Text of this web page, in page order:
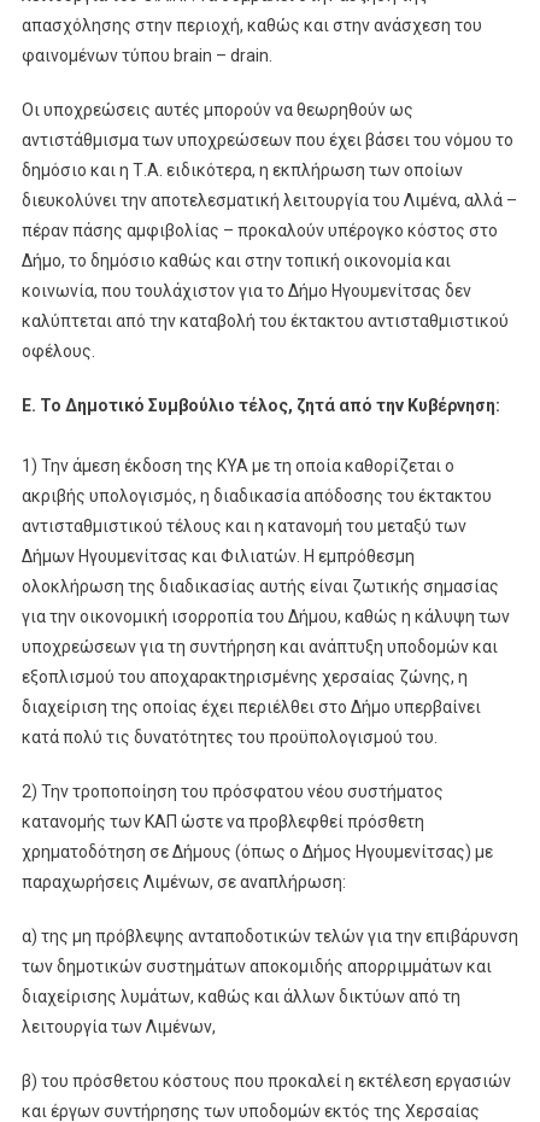
απασχόλησης στην περιοχή, καθώς και στην ανάσχεση του
φαινομένων τύπου brain – drain.
Οι υποχρεώσεις αυτές μπορούν να θεωρηθούν ως
αντιστάθμισμα των υποχρεώσεων που έχει βάσει του νόμου το
δημόσιο και η Τ.Α. ειδικότερα, η εκπλήρωση των οποίων
διευκολύνει την αποτελεσματική λειτουργία του Λιμένα, αλλά –
πέραν πάσης αμφιβολίας – προκαλούν υπέρογκο κόστος στο
Δήμο, το δημόσιο καθώς και στην τοπική οικονομία και
κοινωνία, που τουλάχιστον για το Δήμο Ηγουμενίτσας δεν
καλύπτεται από την καταβολή του έκτακτου αντισταθμιστικού
οφέλους.
Ε. Το Δημοτικό Συμβούλιο τέλος, ζητά από την Κυβέρνηση:
1) Την άμεση έκδοση της ΚΥΑ με τη οποία καθορίζεται ο
ακριβής υπολογισμός, η διαδικασία απόδοσης του έκτακτου
αντισταθμιστικού τέλους και η κατανομή του μεταξύ των
Δήμων Ηγουμενίτσας και Φιλιατών. Η εμπρόθεσμη
ολοκλήρωση της διαδικασίας αυτής είναι ζωτικής σημασίας
για την οικονομική ισορροπία του Δήμου, καθώς η κάλυψη των
υποχρεώσεων για τη συντήρηση και ανάπτυξη υποδομών και
εξοπλισμού του αποχαρακτηρισμένης χερσαίας ζώνης, η
διαχείριση της οποίας έχει περιέλθει στο Δήμο υπερβαίνει
κατά πολύ τις δυνατότητες του προϋπολογισμού του.
2) Την τροποποίηση του πρόσφατου νέου συστήματος
κατανομής των ΚΑΠ ώστε να προβλεφθεί πρόσθετη
χρηματοδότηση σε Δήμους (όπως ο Δήμος Ηγουμενίτσας) με
παραχωρήσεις Λιμένων, σε αναπλήρωση:
α) της μη πρόβλεψης ανταποδοτικών τελών για την επιβάρυνση
των δημοτικών συστημάτων αποκομιδής απορριμμάτων και
διαχείρισης λυμάτων, καθώς και άλλων δικτύων από τη
λειτουργία των Λιμένων,
β) του πρόσθετου κόστους που προκαλεί η εκτέλεση εργασιών
και έργων συντήρησης των υποδομών εκτός της Χερσαίας